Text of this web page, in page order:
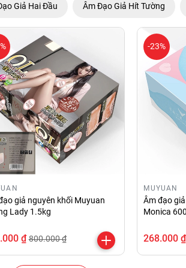
Giả Hai Đầu Âm Đạo Giả Hít Tường
giả nguyên khối Muyuan
Lady 1.5kg
₫ 800.000 ₫
-23%
MUYUAN
Âm đạo
Monica
268.000 ₫